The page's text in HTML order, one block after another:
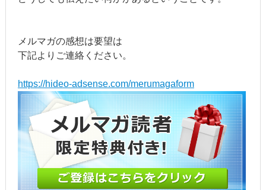
メルマガの感想は要望は
下記よりご連絡ください。
https://hideo-adsense.com/merumagaform